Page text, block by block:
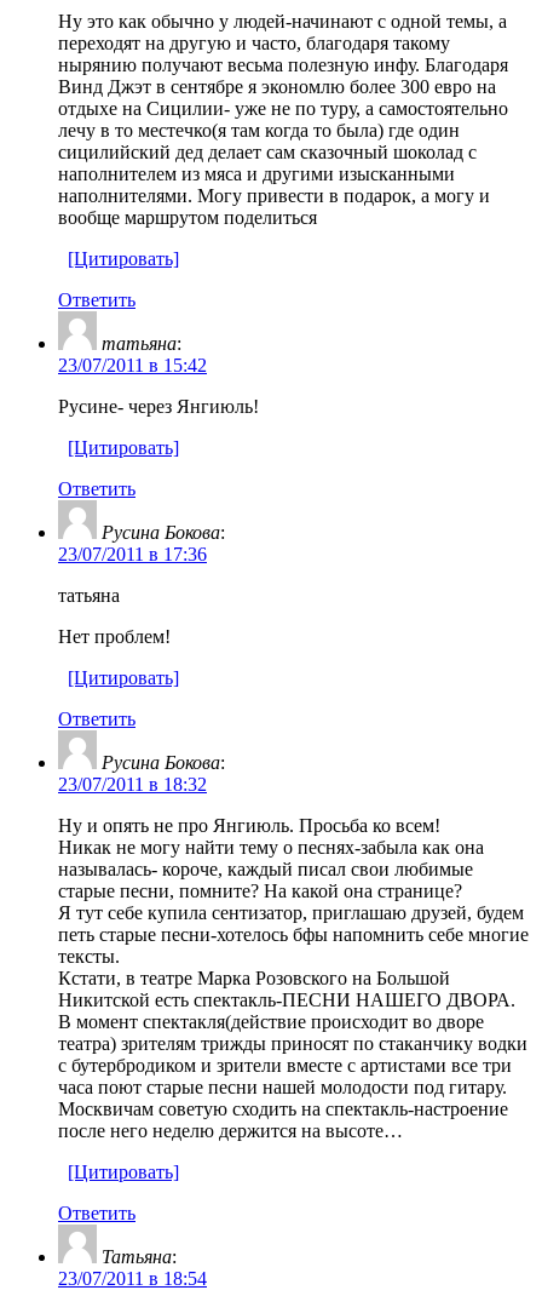
Ну это как обычно у людей-начинают с одной темы, а
переходят на другую и часто, благодаря такому
нырянию получают весьма полезную инфу. Благодаря
Винд Джэт в сентябре я экономлю более 300 евро на
отдыхе на Сицилии- уже не по туру, а самостоятельно
лечу в то местечко(я там когда то была) где один
сицилийский дед делает сам сказочный шоколад с
наполнителем из мяса и другими изысканными
наполнителями. Могу привести в подарок, а могу и
вообще маршрутом поделиться
[Цитировать]
Ответить
татьяна:
23/07/2011 в 15:42
Русине- через Янгиюль!
[Цитировать]
Ответить
Русина Бокова:
23/07/2011 в 17:36
татьяна
Нет проблем!
[Цитировать]
Ответить
Русина Бокова:
23/07/2011 в 18:32
Ну и опять не про Янгиюль. Просьба ко всем!
Никак не могу найти тему о песнях-забыла как она
называлась- короче, каждый писал свои любимые
старые песни, помните? На какой она странице?
Я тут себе купила сентизатор, приглашаю друзей, будем
петь старые песни-хотелось бфы напомнить себе многие
тексты.
Кстати, в театре Марка Розовского на Большой
Никитской есть спектакль-ПЕСНИ НАШЕГО ДВОРА.
В момент спектакля(действие происходит во дворе
театра) зрителям трижды приносят по стаканчику водки
с бутербродиком и зрители вместе с артистами все три
часа поют старые песни нашей молодости под гитару.
Москвичам советую сходить на спектакль-настроение
после него неделю держится на высоте…
[Цитировать]
Ответить
Татьяна:
23/07/2011 в 18:54